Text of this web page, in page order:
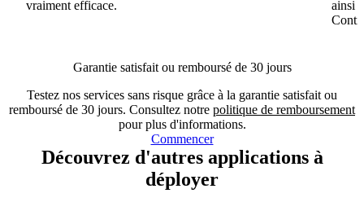
vraiment efficace.
ainsi
Garantie satisfait ou remboursé de 30 jours
Testez nos services sans risque grâce à la garantie satisfait ou
remboursé de 30 jours. Consultez notre politique de remboursement
pour plus d'informations.
Commencer
Découvrez d'autres applications à
déployer